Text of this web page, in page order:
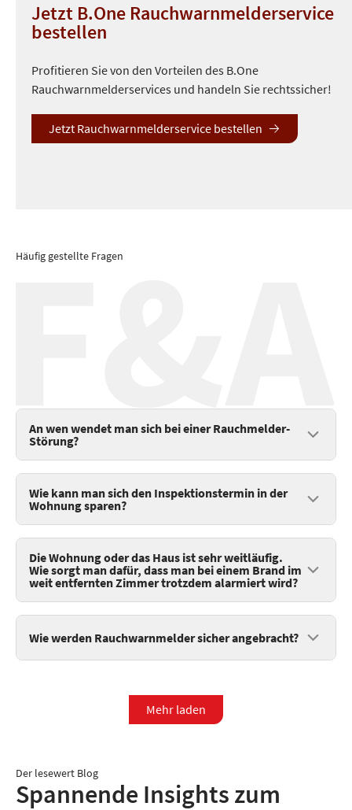
Jetzt B.One Rauchwarnmelderservice
bestellen
Profitieren Sie von den Vorteilen des B.One
Rauchwarnmelderservices und handeln Sie rechtssicher!
Jetzt Rauchwarnmelderservice bestellen
Häufig gestellte Fragen
An wen wendet man sich bei einer Rauchmelder-
Störung?
Wie kann man sich den Inspektionstermin in der
Wohnung sparen?
Die Wohnung oder das Haus ist sehr weitläufig.
Wie sorgt man dafür, dass man bei einem Brand im
weit entfernten Zimmer trotzdem alarmiert wird?
Wie werden Rauchwarnmelder sicher angebracht?
Mehr laden
Der lesewert Blog
Spannende Insights zum